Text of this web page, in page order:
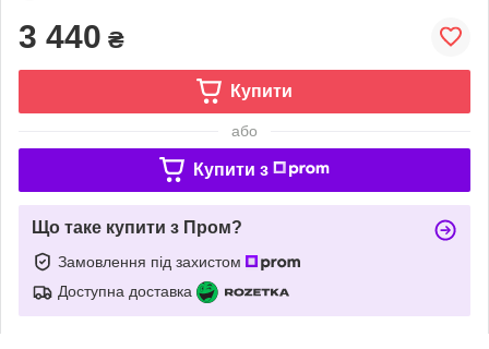
3 440 ₴
Купити
або
Купити з
Що таке купити з Пром?
Замовлення під захистом
Доступна доставка